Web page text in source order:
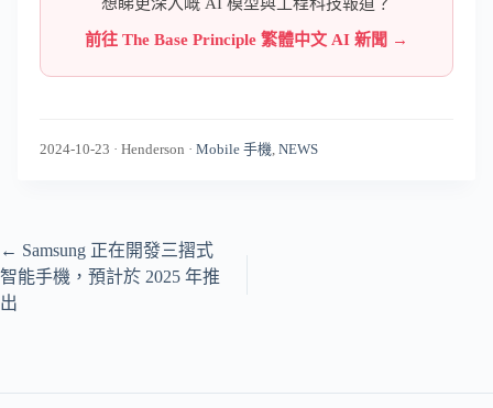
前往 The Base Principle 繁體中文 AI 新聞 →
2024-10-23 · Henderson · Mobile 手機 NEWS
← Samsung 正在開發三摺式
智能手機，預計於 2025 年推
出